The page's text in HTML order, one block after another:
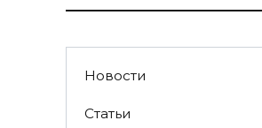
Новости
Статьи